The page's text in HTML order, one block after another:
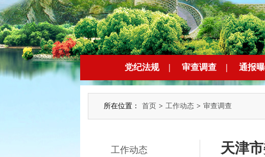
党纪法规 | 审查调查 | 通报
所在位置： 首页 > 工作动态 > 审查调查
工作动态
天津